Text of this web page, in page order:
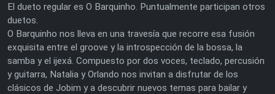
El dueto regular es O Barquinho. Puntualmente participan otros
duetos.
O Barquinho nos lleva en una travesía que recorre esa fusión
exquisita entre el groove y la introspección de la bossa, la
samba y el ijexá. Compuesto por dos voces, teclado, percusión
y guitarra, Natalia y Orlando nos invitan a disfrutar de los
clásicos de Jobim y a descubrir nuevos temas para bailar y